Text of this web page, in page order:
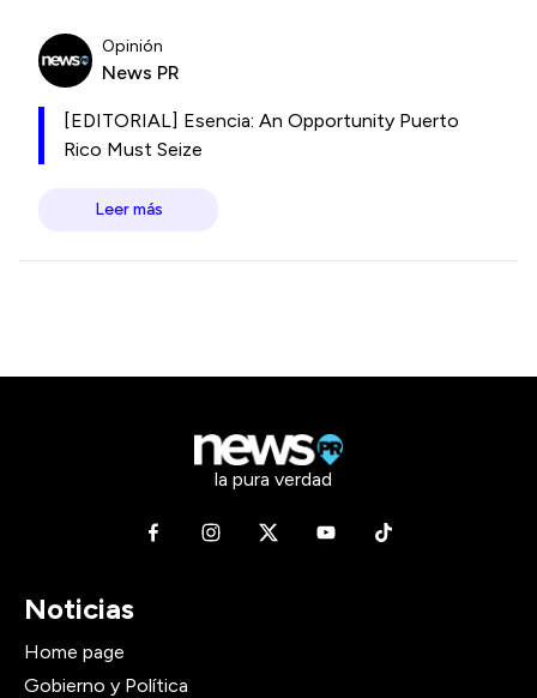
Opinión
News PR
[EDITORIAL] Esencia: An Opportunity Puerto
Rico Must Seize
Leer más
la pura verdad
Noticias
Home page
Gobierno y Política